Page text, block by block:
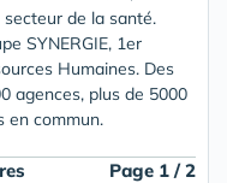
de la santé.
SYNERGIE, 1er
Humaines. Des
agences, plus de 5000
en commun.
Page 1 / 2